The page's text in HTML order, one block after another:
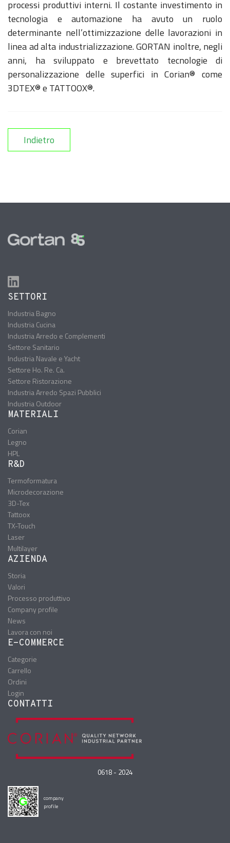
processi produttivi interni. Il costante investimento in
tecnologia e automazione ha avuto un ruolo
determinante nell’ottimizzazione delle lavorazioni in
linea ad alta industrializzazione. GORTAN inoltre, negli
anni, ha sviluppato e brevettato tecnologie di
personalizzazione delle superfici in Corian® come
3DTEX® e TATTOOX®.
Indietro
SETTORI
Industria Bagno
Industria Cucina
Industria Arredo e Complementi
Settore Sanitario
Industria Navale e Yacht
Settore Ho. Re. Ca.
Settore Ristorazione
Industria Arredo Spazi Pubblici
Industria Outdoor
MATERIALI
Corian
Legno
HPL
R&D
Termoformatura
Microdecorazione
3D-Tex
Tattoox
TX-Touch
Laser
Multilayer
AZIENDA
Storia
Valori
Processo produttivo
Company profile
News
Lavora con noi
E-COMMERCE
Categorie
Carrello
Ordini
Login
CONTATTI
0618 - 2024
company
profile